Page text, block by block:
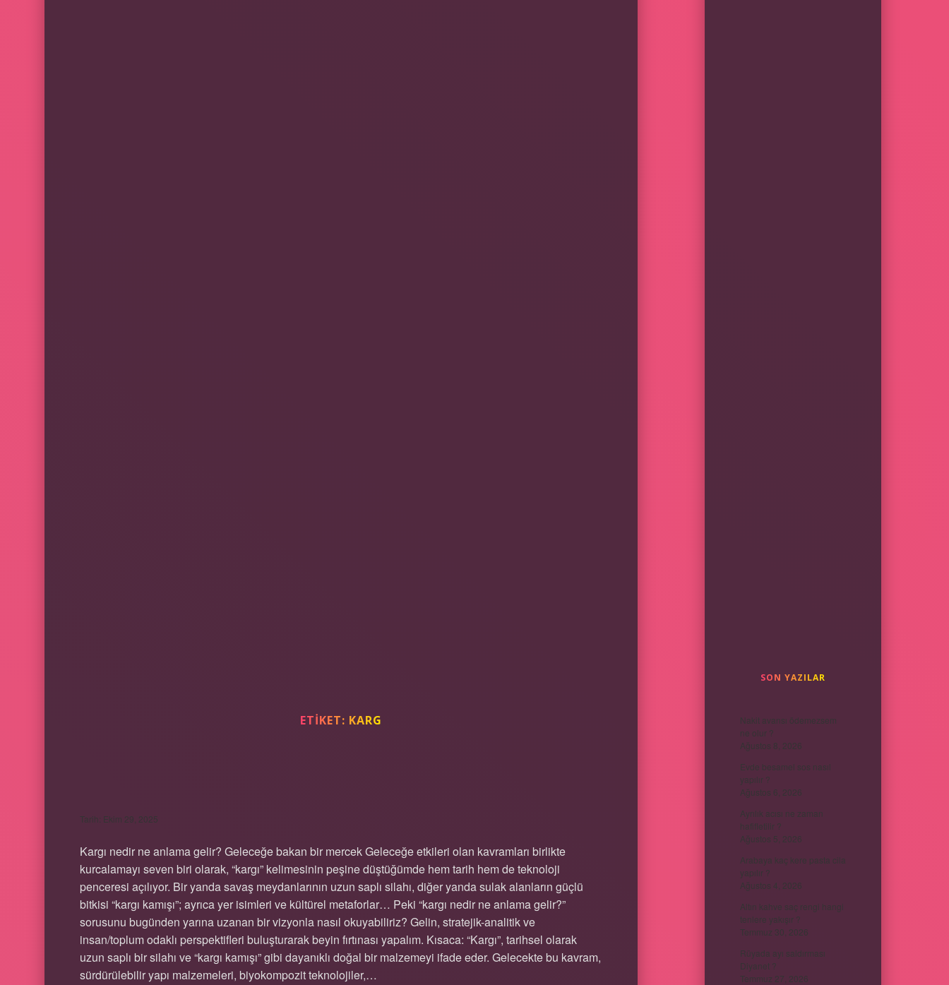
ETIKET: KARG
Tarih: Ekim 29, 2025
Kargı nedir ne anlama gelir? Geleceğe bakan bir mercek Geleceğe etkileri olan kavramları birlikte
kurcalamayı seven biri olarak, “kargı” kelimesinin peşine düştüğümde hem tarih hem de teknoloji
penceresi açılıyor. Bir yanda savaş meydanlarının uzun saplı silahı, diğer yanda sulak alanların güçlü
bitkisi “kargı kamışı”; ayrıca yer isimleri ve kültürel metaforlar… Peki “kargı nedir ne anlama gelir?”
sorusunu bugünden yarına uzanan bir vizyonla nasıl okuyabiliriz? Gelin, stratejik-analitik ve
insan/toplum odaklı perspektifleri buluşturarak beyin fırtınası yapalım. Kısaca: “Kargı”, tarihsel olarak
uzun saplı bir silahı ve “kargı kamışı” gibi dayanıklı doğal bir malzemeyi ifade eder. Gelecekte bu kavram,
sürdürülebilir yapı malzemeleri, biyokompozit teknolojiler,…
SON YAZILAR
Nakit avansı ödemezsem
ne olur ?
Ağustos 8, 2026
Evde besamel sos nasıl
yapılır ?
Ağustos 6, 2026
Ayrılık acısı ne zaman
hafifletilir ?
Ağustos 5, 2026
Arabaya kaç kere pasta cila
yapılır ?
Ağustos 4, 2026
Altın kahve saç rengi hangi
tenlere yakışır ?
Temmuz 30, 2026
Rüyada ayı saldırması
Diyanet ?
Temmuz 27, 2026